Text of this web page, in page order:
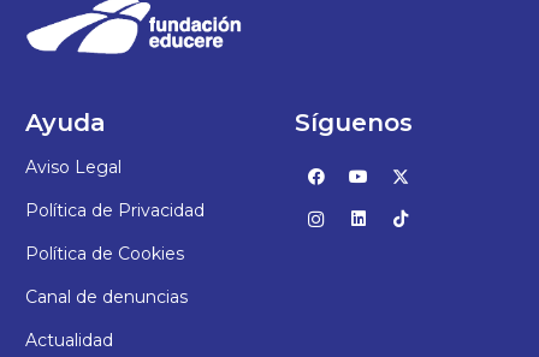
Ayuda
Aviso Legal
Política de Privacidad
Política de Cookies
Canal de denuncias
Actualidad
Síguenos